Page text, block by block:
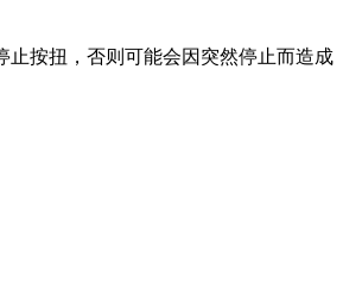
按扭，否则可能会因突然停止而造成